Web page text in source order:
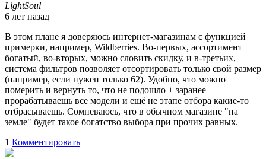
LightSoul
6 лет назад
В этом плане я доверяюсь интернет-магазинам с функцией
примерки, например, Wildberries. Во-первых, ассортимент
богатый, во-вторых, можно словить скидку, и в-третьих,
система фильтров позволяет отсортировать только свой размер
(например, если нужен только 62). Удобно, что можно
померить и вернуть то, что не подошло + заранее
прорабатываешь все модели и ещё не этапе отбора какие-то
отбрасываешь. Сомневаюсь, что в обычном магазине "на
земле" будет такое богатство выбора при прочих равных.
1 Комментировать